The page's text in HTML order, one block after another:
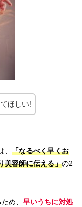
ほしい!
「なるべく早くお
美容師に伝える」の2
め、 早いうちに対処